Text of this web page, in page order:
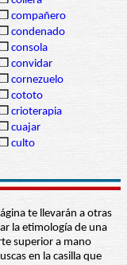
compañero
condenado
consola
convidar
cornezuelo
cototo
crioterapia
cuajar
culto
te llevarán a otras
la etimología de una
superior a mano
en la casilla que